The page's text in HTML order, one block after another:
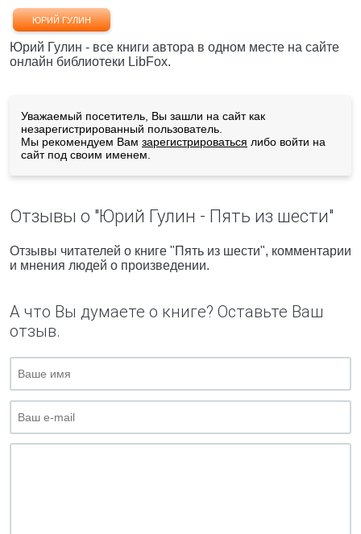
ЮРИЙ ГУЛИН
Юрий Гулин - все книги автора в одном месте на сайте
онлайн библиотеки LibFox.
Уважаемый посетитель, Вы зашли на сайт как
незарегистрированный пользователь.
Мы рекомендуем Вам зарегистрироваться либо войти на
сайт под своим именем.
Отзывы о "Юрий Гулин - Пять из шести"
Отзывы читателей о книге "Пять из шести", комментарии
и мнения людей о произведении.
А что Вы думаете о книге? Оставьте Ваш
отзыв.